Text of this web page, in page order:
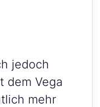
jedoch
dem Vega
mehr